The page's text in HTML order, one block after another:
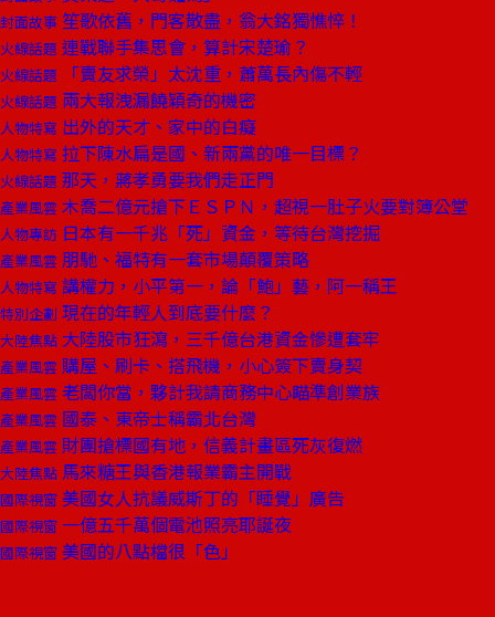
封面故事 笙歌依舊，門客散盡，翁大銘獨憔悴！
火線話題 連戰聯手集思會，算計宋楚瑜？
火線話題 「賣友求榮」太沈重，蕭萬長內傷不輕
火線話題 兩大報洩漏饒穎奇的機密
人物特寫 出外的天才、家中的白癡
人物特寫 拉下陳水扁是國、新兩黨的唯一目標？
火線話題 那天，蔣孝勇要我們走正門
產業風雲 木喬二億元搶下ＥＳＰＮ，超視一肚子火要對簿公堂
人物專訪 日本有一千兆「死」資金，等待台灣挖掘
產業風雲 朋馳、福特有一套市場顛覆策略
人物特寫 講權力，小平第一，論「鮑」藝，阿一稱王
特別企劃 現在的年輕人到底要什麼？
大陸焦點 大陸股市狂瀉，三千億台港資金慘遭套牢
產業風雲 購屋、刷卡、搭飛機，小心簽下賣身契
產業風雲 老闆你當，夥計我請商務中心瞄準創業族
產業風雲 國泰、東帝士稱霸北台灣
產業風雲 財團搶標國有地，信義計畫區死灰復燃
大陸焦點 馬來糖王與香港報業霸主開戰
國際視窗 美國女人抗議威斯丁的「睡覺」廣告
國際視窗 一億五千萬個電池照亮耶誕夜
國際視窗 美國的八點檔很「色」